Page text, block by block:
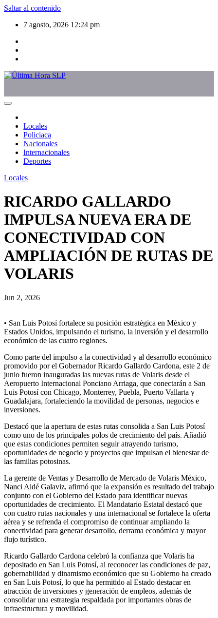
Saltar al contenido
7 agosto, 2026 12:24 pm
Locales
Policiaca
Nacionales
Internacionales
Deportes
Locales
RICARDO GALLARDO
IMPULSA NUEVA ERA DE
CONECTIVIDAD CON
AMPLIACIÓN DE RUTAS DE
VOLARIS
Jun 2, 2026
• San Luis Potosí fortalece su posición estratégica en México y
Estados Unidos, impulsando el turismo, la inversión y el desarrollo
económico de las cuatro regiones.
Como parte del impulso a la conectividad y al desarrollo económico
promovido por el Gobernador Ricardo Gallardo Cardona, este 2 de
junio fueron inauguradas las nuevas rutas de Volaris desde el
Aeropuerto Internacional Ponciano Arriaga, que conectarán a San
Luis Potosí con Chicago, Monterrey, Puebla, Puerto Vallarta y
Guadalajara, fortaleciendo la movilidad de personas, negocios e
inversiones.
Destacó que la apertura de estas rutas consolida a San Luis Potosí
como uno de los principales polos de crecimiento del país. Añadió
que estas condiciones permiten seguir atrayendo turismo,
oportunidades de negocio y proyectos que impulsan el bienestar de
las familias potosinas.
La gerente de Ventas y Desarrollo de Mercado de Volaris México,
Nanci Aidé Galaviz, afirmó que la expansión es resultado del trabajo
conjunto con el Gobierno del Estado para identificar nuevas
oportunidades de crecimiento. El Mandatario Estatal destacó que
con cuatro rutas nacionales y una internacional se fortalece la oferta
aérea y se refrenda el compromiso de continuar ampliando la
conectividad para generar desarrollo, derrama económica y mayor
flujo turístico.
Ricardo Gallardo Cardona celebró la confianza que Volaris ha
depositado en San Luis Potosí, al reconocer las condiciones de paz,
gobernabilidad y dinamismo económico que su Gobierno ha creado
en San Luis Potosí, lo que ha permitido al Estado destacar en
atracción de inversiones y generación de empleos, además de
consolidar una estrategia respaldada por importantes obras de
infraestructura y movilidad.